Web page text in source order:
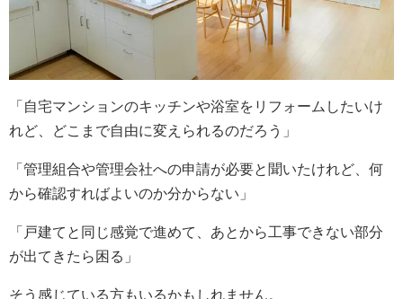
「自宅マンションのキッチンや浴室をリフォームしたいけ
れど、どこまで自由に変えられるのだろう」
「管理組合や管理会社への申請が必要と聞いたけれど、何
から確認すればよいのか分からない」
「戸建てと同じ感覚で進めて、あとから工事できない部分
が出てきたら困る」
そう感じている方もいるかもしれません。